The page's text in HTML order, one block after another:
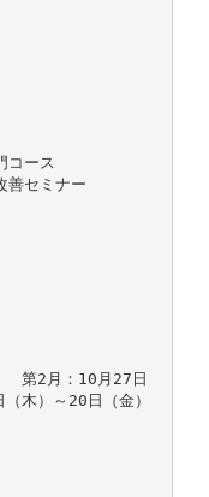
コース
善セミナー
第2月：10月27日
木）～20日（金）